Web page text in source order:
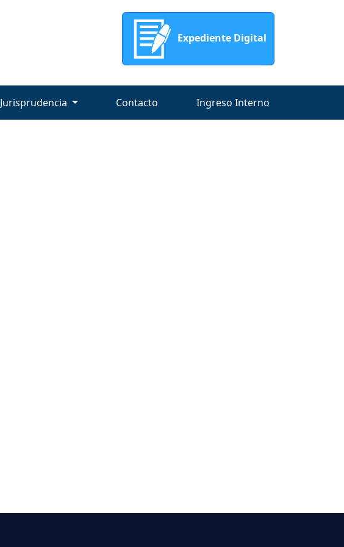
Expediente Digital
Jurisprudencia Contacto Ingreso Interno